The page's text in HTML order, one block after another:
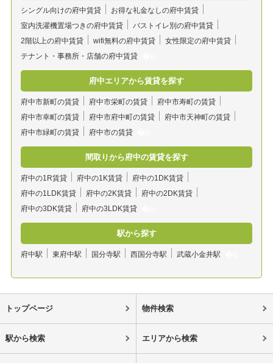
シングル向けの府中賃貸
お得な礼金なしの府中賃貸
室内洗濯機置場つきの府中賃貸
バストイレ別の府中賃貸
2階以上の府中賃貸
wifi無料の府中賃貸
女性限定の府中賃貸
テナント・事務所・店舗の府中賃貸
府中エリアから賃貸を探す
府中市新町の賃貸 府中市栄町の賃貸
府中市寿町の賃貸
府中市幸町の賃貸
府中市府中町の賃貸
府中市天神町の賃貸
府中市緑町の賃貸
府中市の賃貸
間取りから府中の賃貸を探す
府中の1R賃貸 府中の1K賃貸
府中の1DK賃貸
府中の1LDK賃貸
府中の2K賃貸
府中の2DK賃貸
府中の3DK賃貸
府中の3LDK賃貸
駅から探す
府中駅 東府中駅 国分寺駅 西国分寺駅 武蔵小金井駅
トップページ 物件検索
駅から検索 エリアから検索